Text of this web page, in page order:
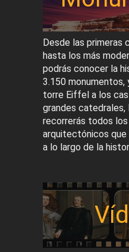
Desde las primeras
hasta los más
podrás conocer la
3.150 monumentos,
torre Eiffel a los
grandes
recorrerás todos
arquitectónicos que
a lo largo de la